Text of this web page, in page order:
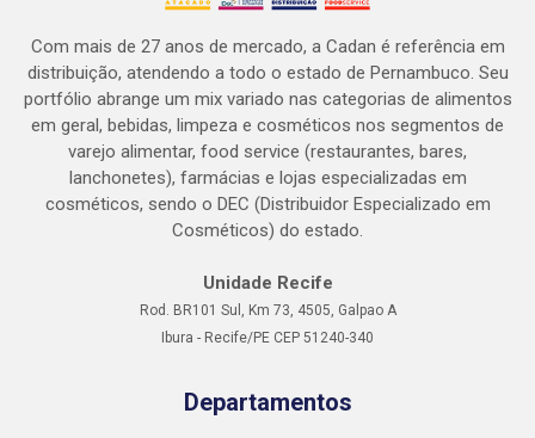
Com mais de 27 anos de mercado, a Cadan é referência em
distribuição, atendendo a todo o estado de Pernambuco. Seu
portfólio abrange um mix variado nas categorias de alimentos
em geral, bebidas, limpeza e cosméticos nos segmentos de
varejo alimentar, food service (restaurantes, bares,
lanchonetes), farmácias e lojas especializadas em
cosméticos, sendo o DEC (Distribuidor Especializado em
Cosméticos) do estado.
Unidade Recife
Rod. BR101 Sul, Km 73, 4505, Galpao A
Ibura - Recife/PE CEP 51240-340
Departamentos